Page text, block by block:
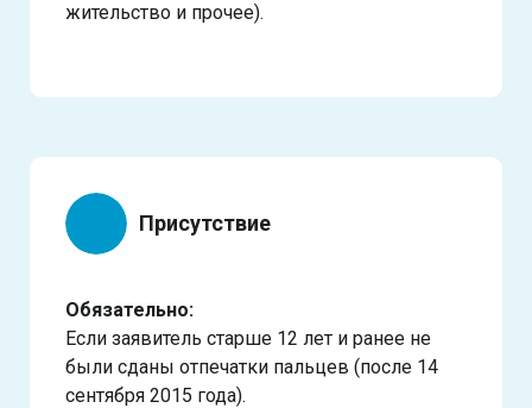
жительство и прочее).
Присутствие
Обязательно:
Если заявитель старше 12 лет и ранее не
были сданы отпечатки пальцев (после 14
сентября 2015 года).